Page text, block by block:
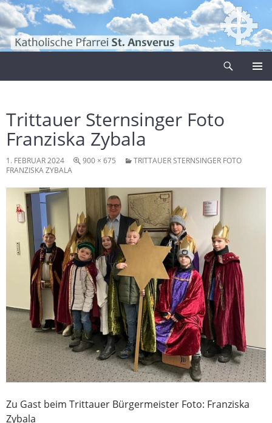
Zum
Inhalt
springen
Trittauer Sternsinger Foto
Franziska Zybala
1. FEBRUAR 2024 900 × 675
TRITTAUER STERNSINGER FOTO
FRANZISKA ZYBALA
Zu Gast beim Trittauer Bürgermeister Foto: Franziska
Zybala